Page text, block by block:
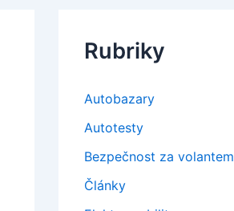
Rubriky
Autobazary
Autotesty
Bezpečnost za volantem
Články